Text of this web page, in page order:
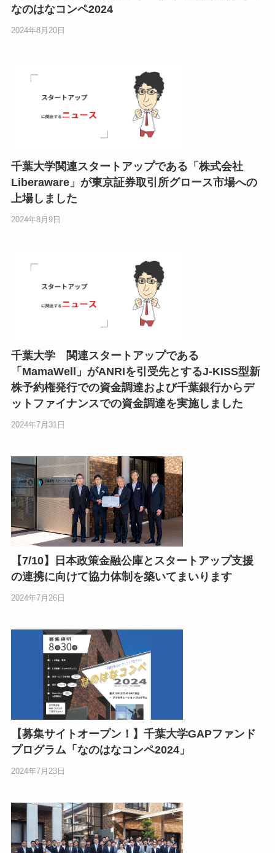
なのはなコンペ2024
2024年8月20日
千葉大学関連スタートアップである「株式会社
Liberaware」が東京証券取引所グロース市場への
上場しました
2024年8月9日
千葉大学 関連スタートアップである
「MamaWell」がANRIを引受先とするJ-KISS型新
株予約権発行での資金調達および千葉銀行からデ
ットファイナンスでの資金調達を実施しました
2024年7月31日
【7/10】日本政策金融公庫とスタートアップ支援
の連携に向けて協力体制を築いてまいります
2024年7月26日
【募集サイトオープン！】千葉大学GAPファンド
プログラム「なのはなコンペ2024」
2024年7月23日